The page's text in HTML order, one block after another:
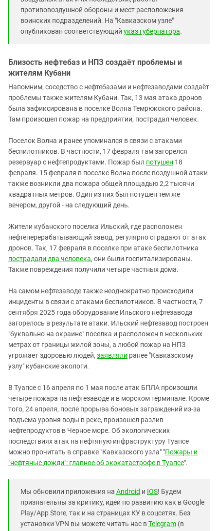
противовоздушной обороны и мест расположения
воинских подразделений. На "Кавказском узле"
опубликован соответствующий указ губернатора.
Близость нефтебаз и НПЗ создаёт проблемы и
жителям Кубани
Напомним, соседство с нефтебазами и нефтезаводами создаёт
проблемы также жителям Кубани. Так, 13 мая атака дронов
была зафиксирована в поселке Волна Темрюкского района.
Там произошел пожар на предприятии, пострадал человек.
Поселок Волна и ранее упоминался в связи с атаками
беспилотников. В частности, 17 февраля там загорелся
резервуар с нефтепродуктами. Пожар был потушен 18
февраля. 15 февраля в поселке Волна после воздушной атаки
также возникли два пожара общей площадью 2,2 тысячи
квадратных метров. Один из них был потушен тем же
вечером, другой - на следующий день.
Жители кубанского поселка Ильский, где расположен
нефтеперерабатывающий завод, регулярно страдают от атак
дронов. Так, 17 февраля в поселке при атаке беспилотника
пострадали два человека, они были госпитализированы.
Также повреждения получили четыре частных дома.
На самом нефтезаводе также неоднократно происходили
инциденты в связи с атаками беспилотников. В частности, 7
сентября 2025 года оборудование Ильского нефтезавода
загорелось в результате атаки. Ильский нефтезавод построен
"буквально на окраине" поселка и расположен в нескольких
метрах от границы жилой зоны, а любой пожар на НПЗ
угрожает здоровью людей, заявляли ранее "Кавказскому
узлу" кубанские экологи.
В Туапсе с 16 апреля по 1 мая после атак БПЛА произошли
четыре пожара на нефтезаводе и в морском терминале. Кроме
того, 24 апреля, после прорыва боновых заграждений из-за
подъема уровня воды в реке, произошел разлив
нефтепродуктов в Черное море. Об экологических
последствиях атак на нефтяную инфраструктуру Туапсе
можно прочитать в справке "Кавказского узла" "Пожары и
"нефтяные дожди": главное об экокатастрофе в Туапсе".
Мы обновили приложения на Android и IOS! Будем
признательны за критику, идеи по развитию как в Google
Play/App Store, так и на страницах КУ в соцсетях. Без
установки VPN вы можете читать нас вTelegram (в